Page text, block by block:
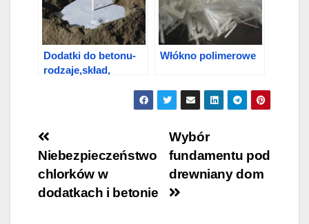
Dodatki do betonu-
rodzaje,skład,
Włókno polimerowe
Nawigacja
wpisu
Wybór
fundamentu pod
drewniany dom
Niebezpieczeństwo
chlorków w
dodatkach i betonie